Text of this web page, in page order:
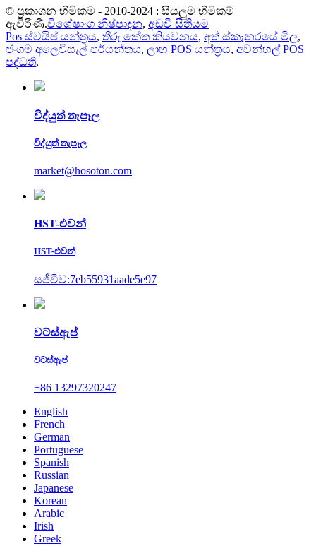
© ප්‍රකාශන හිමිකම - 2010-2024 : සියලුම හිමිකම්
ඇවිරිණි.විශේෂාංග නිෂ්පාදන, අඩවි සිතියම
Pos ස්වයිප් යන්ත්‍රය, තීරු කේත කියවනය, අත් ස්කෑනරයේ මිල,
ජංගම අලෙවිසැල් පර්යන්තය, ලාභ POS යන්ත්‍රය, අවන්හල් POS
පද්ධති,
විද්යුත් තැපෑල
විද්යුත් තැපෑල
market@hosoton.com
HST-එවන්
HST-එවන්
සජීවීව:7eb55931aade5e97
වට්ස්ඇප්
වට්ස්ඇප්
+86 13297320247
English
French
German
Portuguese
Spanish
Russian
Japanese
Korean
Arabic
Irish
Greek